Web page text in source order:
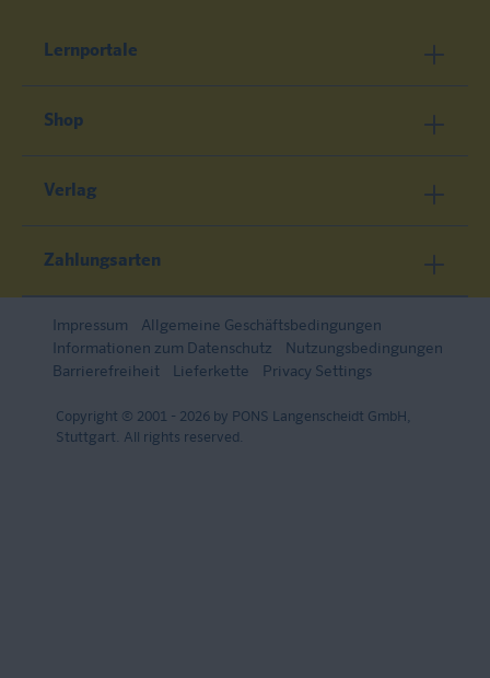
Lernportale
Shop
Verlag
Zahlungsarten
Impressum
Allgemeine Geschäftsbedingungen
Informationen zum Datenschutz
Nutzungsbedingungen
Barrierefreiheit
Lieferkette Privacy Settings
Copyright © 2001 - 2026 by PONS Langenscheidt GmbH,
Stuttgart. All rights reserved.